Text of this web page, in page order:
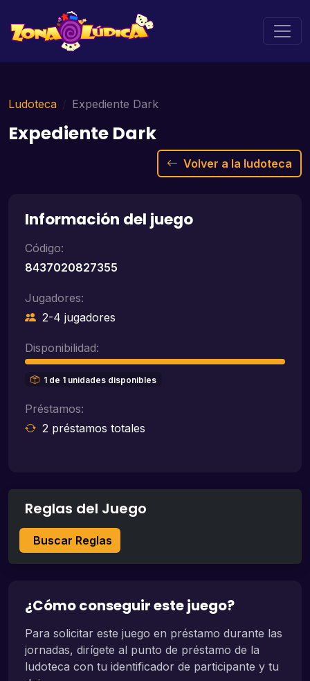
Ludoteca Expediente Dark
Expediente Dark
Volver a la ludoteca
Información del juego
Código:
8437020827355
Jugadores:
2-4 jugadores
Disponibilidad:
1 de 1 unidades disponibles
Préstamos:
2 préstamos totales
Reglas del Juego
Buscar Reglas
¿Cómo conseguir este juego?
Para solicitar este juego en préstamo durante las
jornadas, dirígete al punto de préstamo de la
ludoteca con tu identificador de participante y tu